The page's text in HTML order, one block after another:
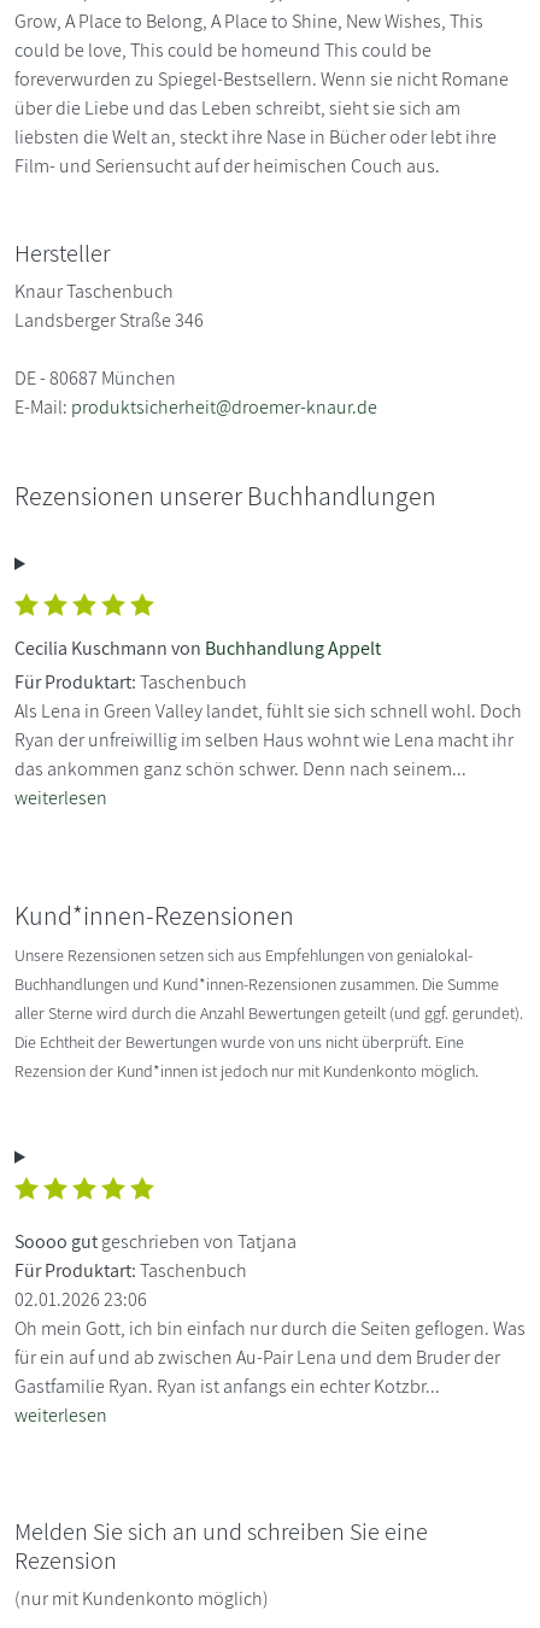
Grow, A Place to Belong, A Place to Shine, New Wishes, This
could be love, This could be homeund This could be
foreverwurden zu Spiegel-Bestsellern. Wenn sie nicht Romane
über die Liebe und das Leben schreibt, sieht sie sich am
liebsten die Welt an, steckt ihre Nase in Bücher oder lebt ihre
Film- und Seriensucht auf der heimischen Couch aus.
Hersteller
Knaur Taschenbuch
Landsberger Straße 346
DE - 80687 München
E-Mail: produktsicherheit@droemer-knaur.de
Rezensionen unserer Buchhandlungen
Cecilia Kuschmann von Buchhandlung Appelt
Für Produktart:Taschenbuch
Als Lena in Green Valley landet, fühlt sie sich schnell wohl. Doch
Ryan der unfreiwillig im selben Haus wohnt wie Lena macht ihr
das ankommen ganz schön schwer. Denn nach seinem...
weiterlesen
Kund*innen-Rezensionen
Unsere Rezensionen setzen sich aus Empfehlungen von genialokal-
Buchhandlungen und Kund*innen-Rezensionen zusammen. Die Summe
aller Sterne wird durch die Anzahl Bewertungen geteilt (und ggf. gerundet).
Die Echtheit der Bewertungen wurde von uns nicht überprüft. Eine
Rezension der Kund*innen ist jedoch nur mit Kundenkonto möglich.
Soooo gutgeschrieben von Tatjana
Für Produktart:Taschenbuch
02.01.2026 23:06
Oh mein Gott, ich bin einfach nur durch die Seiten geflogen. Was
für ein auf und ab zwischen Au-Pair Lena und dem Bruder der
Gastfamilie Ryan. Ryan ist anfangs ein echter Kotzbr...
weiterlesen
Melden Sie sich an und schreiben Sie eine
Rezension
(nur mit Kundenkonto möglich)